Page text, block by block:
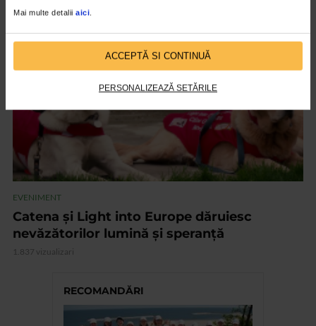
Mai multe detalii aici
ACCEPTĂ SI CONTINUĂ
PERSONALIZEAZĂ SETĂRILE
VIDEO
EVENIMENT
Catena și Light into Europe dăruiesc
nevăzătorilor lumină și speranță
1.837 vizualizari
RECOMANDĂRI